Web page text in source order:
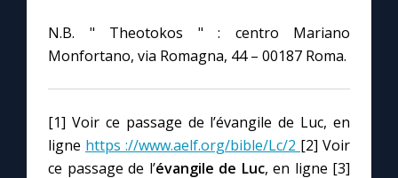
N.B. " Theotokos " : centro Mariano
Monfortano, via Romagna, 44 – 00187 Roma.
[1] Voir ce passage de l’évangile de Luc, en
ligne https ://www.aelf.org/bible/Lc/2 [2] Voir
ce passage de l’évangile de Luc, en ligne [3]